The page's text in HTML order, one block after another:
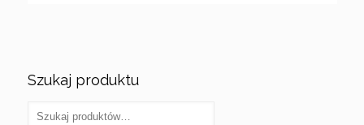
Szukaj produktu